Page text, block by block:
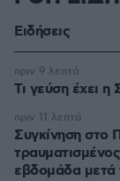
Ειδήσεις
Τι γεύση έχει η
πριν 9 λεπτά
Συγκίνηση στο
εβδομάδα μετά
πριν 11 λεπτά